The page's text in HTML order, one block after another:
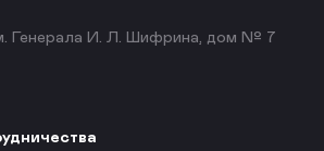
Генерала И. Л. Шифрина, дом № 7